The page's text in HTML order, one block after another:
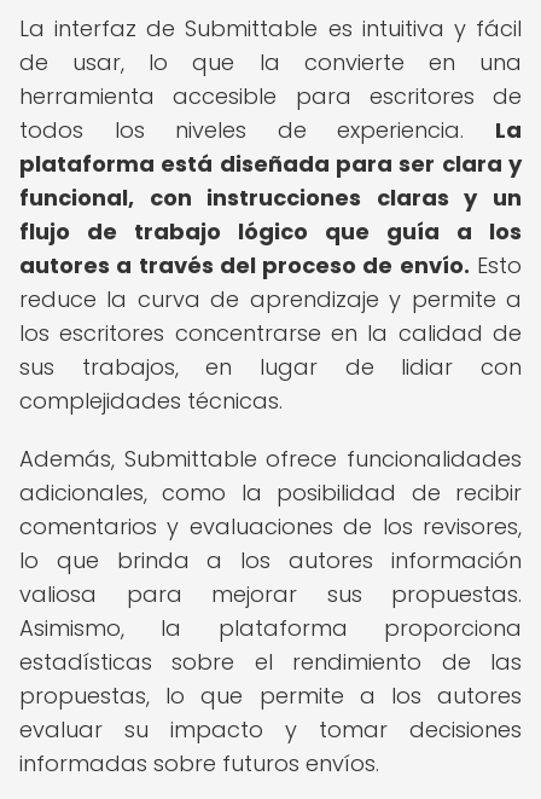
La interfaz de Submittable es intuitiva y fácil
de usar, lo que la convierte en una
herramienta accesible para escritores de
todos los niveles de experiencia. La
plataforma está diseñada para ser clara y
funcional, con instrucciones claras y un
flujo de trabajo lógico que guía a los
autores a través del proceso de envío. Esto
reduce la curva de aprendizaje y permite a
los escritores concentrarse en la calidad de
sus trabajos, en lugar de lidiar con
complejidades técnicas.
Además, Submittable ofrece funcionalidades
adicionales, como la posibilidad de recibir
comentarios y evaluaciones de los revisores,
lo que brinda a los autores información
valiosa para mejorar sus propuestas.
Asimismo, la plataforma proporciona
estadísticas sobre el rendimiento de las
propuestas, lo que permite a los autores
evaluar su impacto y tomar decisiones
informadas sobre futuros envíos.